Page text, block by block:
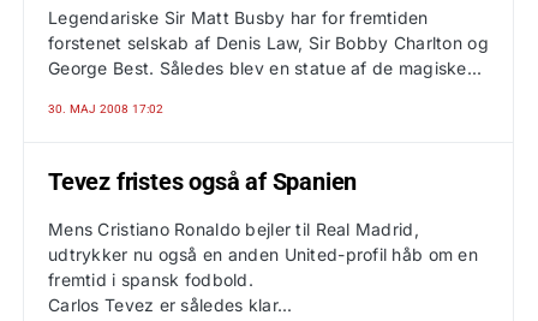
Legendariske Sir Matt Busby har for fremtiden
forstenet selskab af Denis Law, Sir Bobby Charlton og
George Best. Således blev en statue af de magiske...
30. MAJ 2008 17:02
Tevez fristes også af Spanien
Mens Cristiano Ronaldo bejler til Real Madrid,
udtrykker nu også en anden United-profil håb om en
fremtid i spansk fodbold.
Carlos Tevez er således klar...